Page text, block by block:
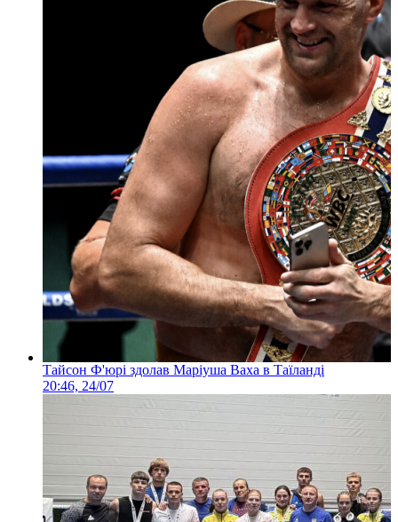
Тайсон Ф'юрі здолав Маріуша Ваха в Таїланді
20:46, 24/07